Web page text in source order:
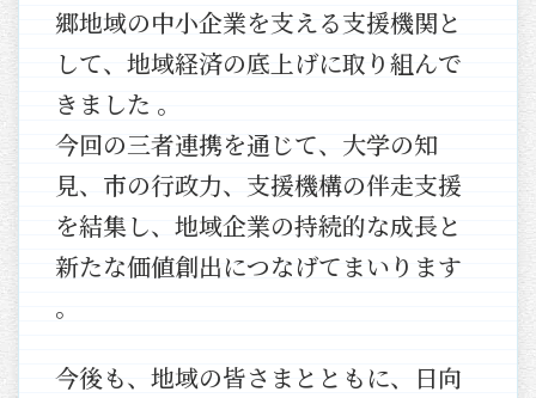
郷地域の中小企業を支える支援機関と
して、地域経済の底上げに取り組んで
きました 。
今回の三者連携を通じて、大学の知
見、市の行政力、支援機構の伴走支援
を結集し、地域企業の持続的な成長と
新たな価値創出につなげてまいります
。
今後も、地域の皆さまとともに、日向